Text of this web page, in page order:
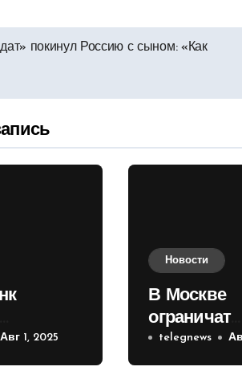
покинул Россию с сыном: «Как
из
Авг 1, 2025
Новости
В Москве
ограничат
движение
Садовом
telegnews